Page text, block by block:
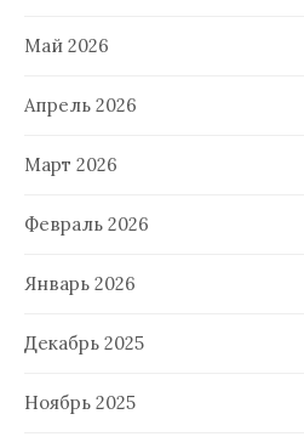
Май 2026
Апрель 2026
Март 2026
Февраль 2026
Январь 2026
Декабрь 2025
Ноябрь 2025